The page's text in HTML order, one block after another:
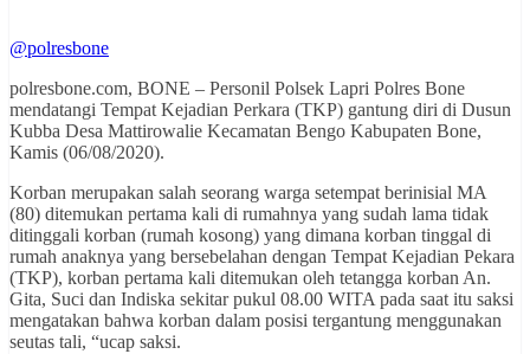
@polresbone
polresbone.com, BONE – Personil Polsek Lapri Polres Bone
mendatangi Tempat Kejadian Perkara (TKP) gantung diri di Dusun
Kubba Desa Mattirowalie Kecamatan Bengo Kabupaten Bone,
Kamis (06/08/2020).
Korban merupakan salah seorang warga setempat berinisial MA
(80) ditemukan pertama kali di rumahnya yang sudah lama tidak
ditinggali korban (rumah kosong) yang dimana korban tinggal di
rumah anaknya yang bersebelahan dengan Tempat Kejadian Pekara
(TKP), korban pertama kali ditemukan oleh tetangga korban An.
Gita, Suci dan Indiska sekitar pukul 08.00 WITA pada saat itu saksi
mengatakan bahwa korban dalam posisi tergantung menggunakan
seutas tali, “ucap saksi.